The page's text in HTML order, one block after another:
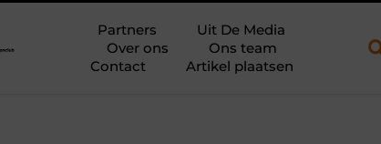
Partners
Uit De Media
Over ons
Ons team
Contact
Artikel plaatsen